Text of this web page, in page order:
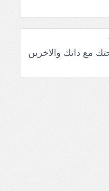
مع ذاتك والاخرين